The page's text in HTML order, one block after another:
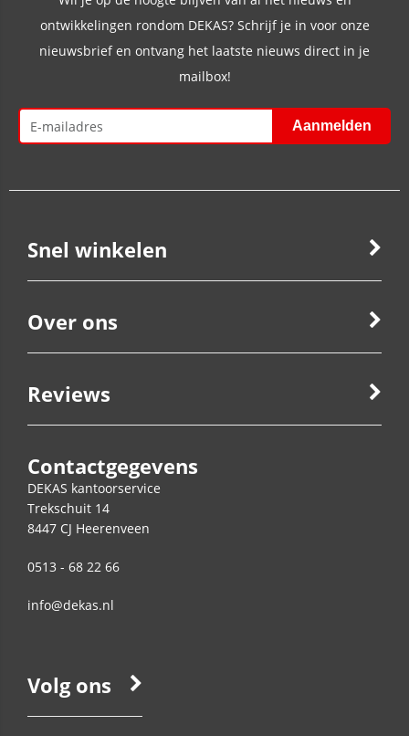
ontwikkelingen rondom DEKAS? Schrijf je in voor onze
nieuwsbrief en ontvang het laatste nieuws direct in je
mailbox!
Snel winkelen
Over ons
Reviews
Contactgegevens
DEKAS kantoorservice
Trekschuit 14
8447 CJ Heerenveen
0513 - 68 22 66
info@dekas.nl
Volg ons